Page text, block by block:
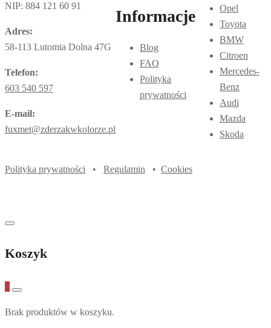
NIP: 884 121 60 91
Adres:
58-113 Lutomia Dolna 47G
Telefon:
603 540 597
E-mail:
fuxmet@zderzakwkolorze.pl
Informacje
Blog
FAQ
Polityka
prywatności
Opel
Toyota
BMW
Citroen
Mercedes-
Benz
Audi
Mazda
Skoda
Polityka prywatności • Regulamin • Cookies
Koszyk
0
Brak produktów w koszyku.